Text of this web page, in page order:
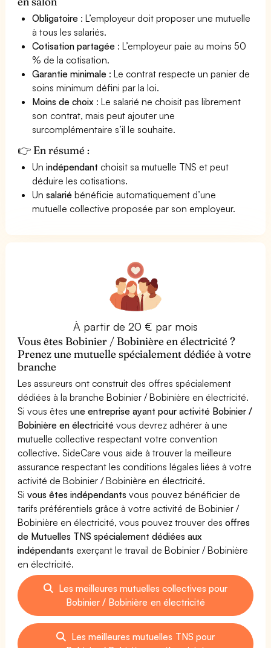
Obligatoire : L’employeur doit proposer une mutuelle
à tous les salariés.
Cotisation partagée : L’employeur paie au moins 50
% de la cotisation.
Garantie minimale : Le contrat respecte un panier de
soins minimum défini par la loi.
Moins de choix : Le salarié ne choisit pas librement
son contrat, mais peut ajouter une
surcomplémentaire s’il le souhaite.
👉 En résumé :
Unindépendant choisit sa mutuelle TNS et peut
déduire les cotisations.
Unsalarié bénéficie automatiquement d’une
mutuelle collective proposée par son employeur.
À partir de 20 € par mois
Vous êtes Bobinier / Bobinière en électricité ?
Prenez une mutuelle spécialement dédiée à votre
branche
Les assureurs ont construit des offres spécialement
dédiées à la branche Bobinier / Bobinière en électricité.
Si vous êtesune entreprise ayant pour activité Bobinier /
Bobinière en électricité vous devrez adhérer à une
mutuelle collective respectant votre convention
collective. SideCare vous aide à trouver la meilleure
assurance respectant les conditions légales liées à votre
activité de Bobinier / Bobinière en électricité.
Sivous êtes indépendants vous pouvez bénéficier de
tarifs préférentiels grâce à votre activité de Bobinier /
Bobinière en électricité, vous pouvez trouver desoffres
de Mutuelles TNS spécialement dédiées aux
indépendants exerçant le travail de Bobinier / Bobinière
en électricité.
Les meilleures mutuelles collectives pour
Bobinier / Bobinière en électricité
Les meilleures mutuelles TNS pour